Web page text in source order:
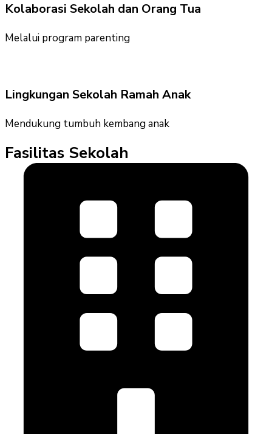
Kolaborasi Sekolah dan Orang Tua
Melalui program parenting
Lingkungan Sekolah Ramah Anak
Mendukung tumbuh kembang anak
Fasilitas Sekolah